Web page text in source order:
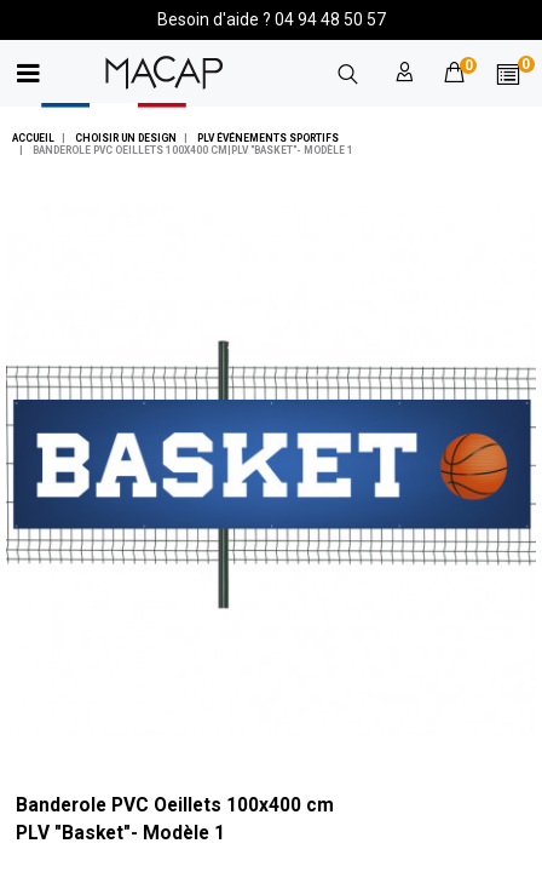
Besoin d'aide ? 04 94 48 50 57
0 0
ACCUEIL CHOISIR UN DESIGN
PLV ÉVÉNEMENTS SPORTIFS
BANDEROLE PVC OEILLETS 100X400 CM|PLV "BASKET"- MODÈLE 1
Banderole PVC Oeillets 100x400 cm
PLV "Basket"- Modèle 1